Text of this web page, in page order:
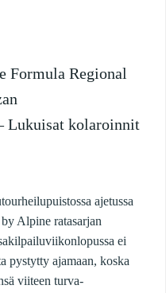
Formula Regional
Lukuisat kolaroinnit
ajetussa
Alpine ratasarjan
ei
pystytty ajamaan, koska
viiteen turva-